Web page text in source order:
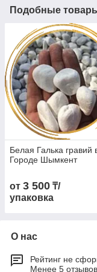
Подобные
Белая Галька гравий
Городе Шымкент
от 3 500 ₸/
упаковка
О нас
Рейтинг не
Менее 5